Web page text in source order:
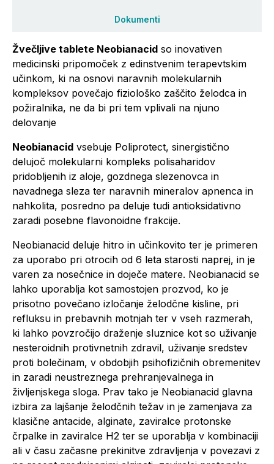
Dokumenti
Žvečljive tablete Neobianacid so inovativen
medicinski pripomoček z edinstvenim terapevtskim
učinkom, ki na osnovi naravnih molekularnih
kompleksov povečajo fiziološko zaščito želodca in
požiralnika, ne da bi pri tem vplivali na njuno
delovanje
Neobianacid vsebuje Poliprotect, sinergistično
delujoč molekularni kompleks polisaharidov
pridobljenih iz aloje, gozdnega slezenovca in
navadnega sleza ter naravnih mineralov apnenca in
nahkolita, posredno pa deluje tudi antioksidativno
zaradi posebne flavonoidne frakcije.
Neobianacid deluje hitro in učinkovito ter je primeren
za uporabo pri otrocih od 6 leta starosti naprej, in je
varen za nosečnice in doječe matere. Neobianacid se
lahko uporablja kot samostojen prozvod, ko je
prisotno povečano izločanje želodčne kisline, pri
refluksu in prebavnih motnjah ter v vseh razmerah,
ki lahko povzročijo draženje sluznice kot so uživanje
nesteroidnih protivnetnih zdravil, uživanje sredstev
proti bolečinam, v obdobjih psihofizičnih obremenitev
in zaradi neustreznega prehranjevalnega in
življenjskega sloga. Prav tako je Neobianacid glavna
izbira za lajšanje želodčnih težav in je zamenjava za
klasične antacide, alginate, zaviralce protonske
črpalke in zaviralce H2 ter se uporablja v kombinaciji
ali v času začasne prekinitve zdravljenja v povezavi z